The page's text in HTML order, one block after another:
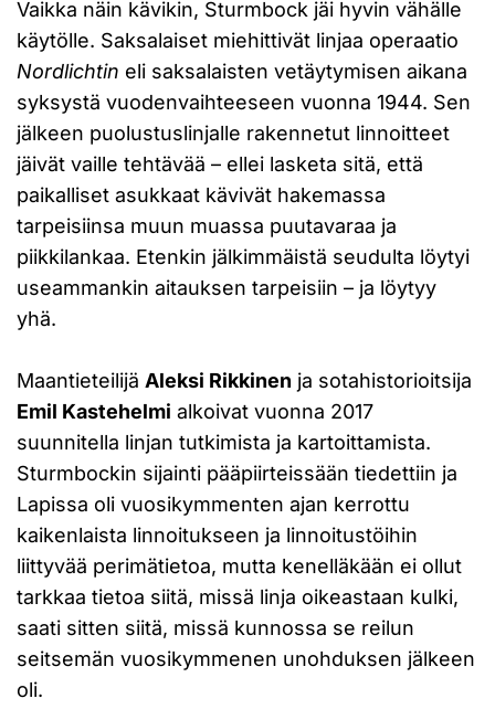
Vaikka näin kävikin, Sturmbock jäi hyvin vähälle
käytölle. Saksalaiset miehittivät linjaa operaatio
Nordlichtin eli saksalaisten vetäytymisen aikana
syksystä vuodenvaihteeseen vuonna 1944. Sen
jälkeen puolustuslinjalle rakennetut linnoitteet
jäivät vaille tehtävää – ellei lasketa sitä, että
paikalliset asukkaat kävivät hakemassa
tarpeisiinsa muun muassa puutavaraa ja
piikkilankaa. Etenkin jälkimmäistä seudulta löytyi
useammankin aitauksen tarpeisiin – ja löytyy
yhä.
Maantieteilijä Aleksi Rikkinen ja sotahistorioitsija
Emil Kastehelmi alkoivat vuonna 2017
suunnitella linjan tutkimista ja kartoittamista.
Sturmbockin sijainti pääpiirteissään tiedettiin ja
Lapissa oli vuosikymmenten ajan kerrottu
kaikenlaista linnoitukseen ja linnoitustöihin
liittyvää perimätietoa, mutta kenelläkään ei ollut
tarkkaa tietoa siitä, missä linja oikeastaan kulki,
saati sitten siitä, missä kunnossa se reilun
seitsemän vuosikymmenen unohduksen jälkeen
oli.